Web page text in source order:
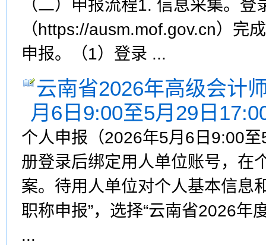
（二）申报流程1. 信息采集。
（https://ausm.mof.gov.cn）完
申报。（1）登录 ...
云南省2026年高级会计
月6日9:00至5月29日
个人申报（2026年5月6日9:00
册登录后绑定用人单位账号，在
案。待用人单位对个人基本信息
职称申报”，选择“云南省2026年
...